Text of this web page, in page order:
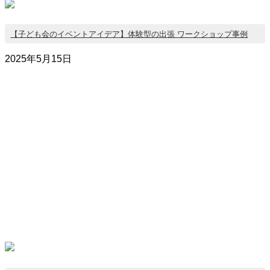
【子ども会のイベントアイデア】体験型の出張 ワークショップ事例
2025年5月15日